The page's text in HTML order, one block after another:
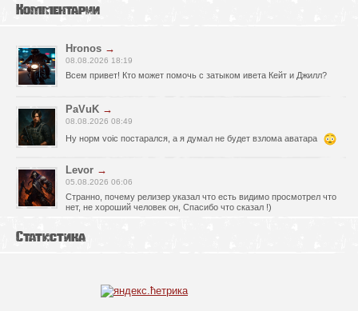
Комментарии
Hronos →
08.08.2026 18:19
Всем привет! Кто может помочь с затыком ивета Кейт и Джилл?
PaVuK →
08.08.2026 08:49
Ну норм voic постарался, а я думал не будет взлома аватара
Levor →
05.08.2026 06:06
Странно, почему релизер указал что есть видимо просмотрел что
нет, не хороший человек он, Спасибо что сказал !)
fr0zen142
05.08.2026 01:40
→
Статистика